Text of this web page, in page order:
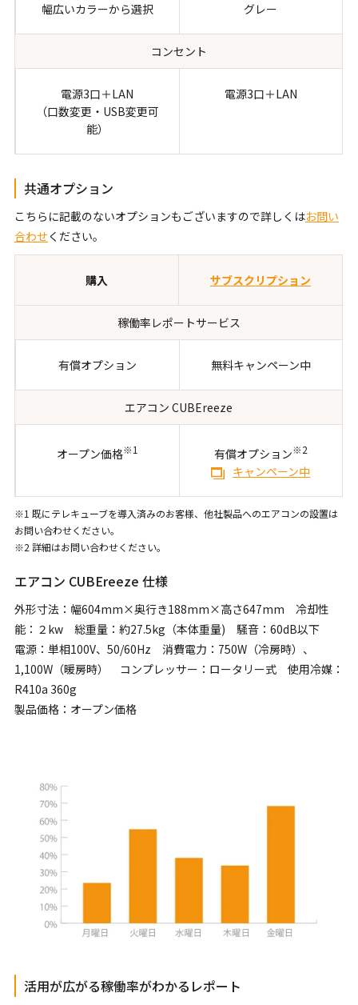
幅広いカラーから選択 グレー
コンセント
電源3口＋LAN
（口数変更・USB変更可
能）
電源3口＋LAN
共通オプション
こちらに記載のないオプションもございますので詳しくはお問い
合わせ ください。
購入 サブスクリプション
稼働率レポートサービス
有償オプション 無料キャンペーン中
エアコン CUBEreeze
オープン価格※1 有償オプション※2
キャンペーン中
※1 既にテレキューブを導入済みのお客様、他社製品へのエアコンの設置は
お問い合わせください。
※2 詳細はお問い合わせください。
エアコン CUBEreeze 仕様
外形寸法：幅604mm×奥行き188mm×高さ647mm 冷却性
能：２kw 総重量：約27.5kg（本体重量) 騒音：60dB以下
電源：単相100V、50/60Hz 消費電力：750W（冷房時）、
1,100W（暖房時） コンプレッサー：ロータリー式 使用冷媒：
R410a 360g
製品価格：オープン価格
活用が広がる稼働率がわかるレポート